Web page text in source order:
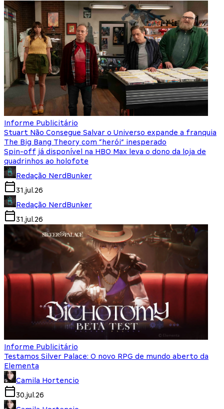
Informe Publicitário
Stuart Não Consegue Salvar o Universo expande a franquia
The Big Bang Theory com “herói” inesperado
Spin-off já disponível na HBO Max leva o dono da loja de
quadrinhos ao holofote
Redação NerdBunker
31.jul.26
Redação NerdBunker
31.jul.26
Informe Publicitário
Testamos Silver Palace: O novo RPG de mundo aberto da
Elementa
Camila Hortencio
30.jul.26